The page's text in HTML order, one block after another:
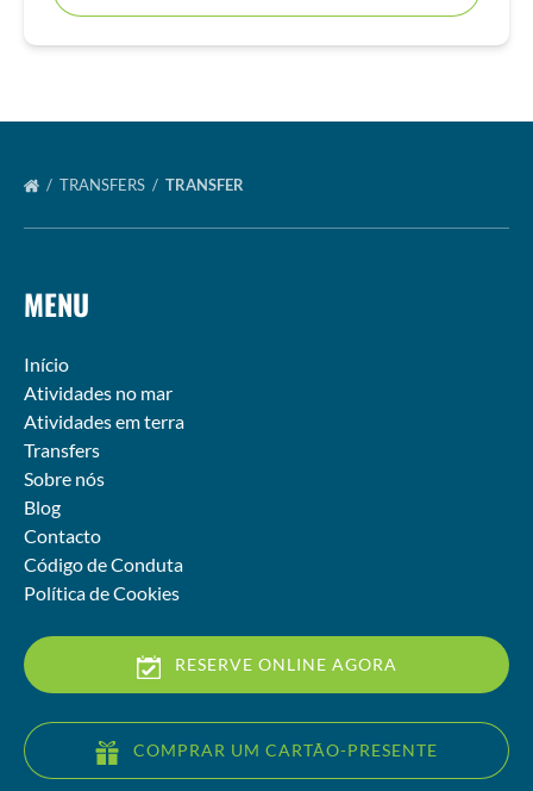
TRANSFERS TRANSFER
MENU
Início
Atividades no mar
Atividades em terra
Transfers
Sobre nós
Blog
Contacto
Código de Conduta
Política de Cookies
RESERVE ONLINE AGORA
COMPRAR UM CARTÃO-PRESENTE